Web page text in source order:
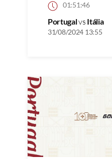
01:51:46
Portugalvs Itália
31/08/2024 13:55